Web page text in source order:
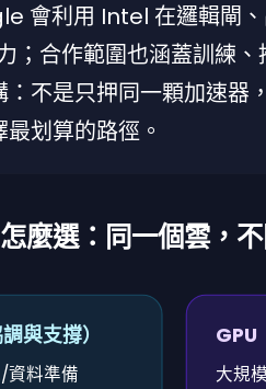
會利用 Intel 在邏輯閘
；合作範圍也涵蓋訓練
：不是只押同一顆加速
划算的路徑。
麼選：同一個雲，
與支撐）
資料準備
GPU
大規